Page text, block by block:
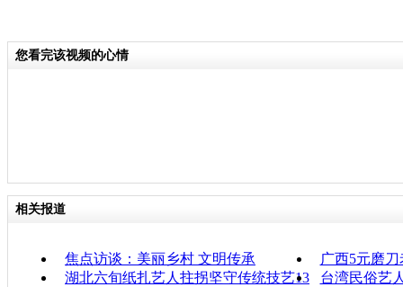
您看完该视频的心情
相关报道
焦点访谈：美丽乡村 文明传承
广西5元磨
湖北六旬纸扎艺人拄拐坚守传统技艺13
台湾民俗艺